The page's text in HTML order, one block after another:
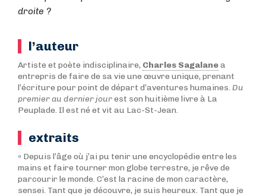
droite ?
l’auteur
Artiste et poète indisciplinaire, Charles Sagalanea
entrepris de faire de sa vie une œuvre unique, prenant
l’écriture pour point de départ d’aventures humaines. Du
premier au dernier jourest son huitième livre à La
Peuplade. Il est né et vit au Lac-St-Jean.
extraits
« Depuis l’âge où j’ai pu tenir une encyclopédie entre les
mains et faire tourner mon globe terrestre, je rêve de
parcourir le monde. C’est la racine de mon caractère,
sensei. Tant que je découvre, je suis heureux. Tant que je